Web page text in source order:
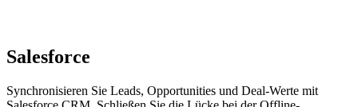
Salesforce
Synchronisieren Sie Leads, Opportunities und Deal-Werte mit